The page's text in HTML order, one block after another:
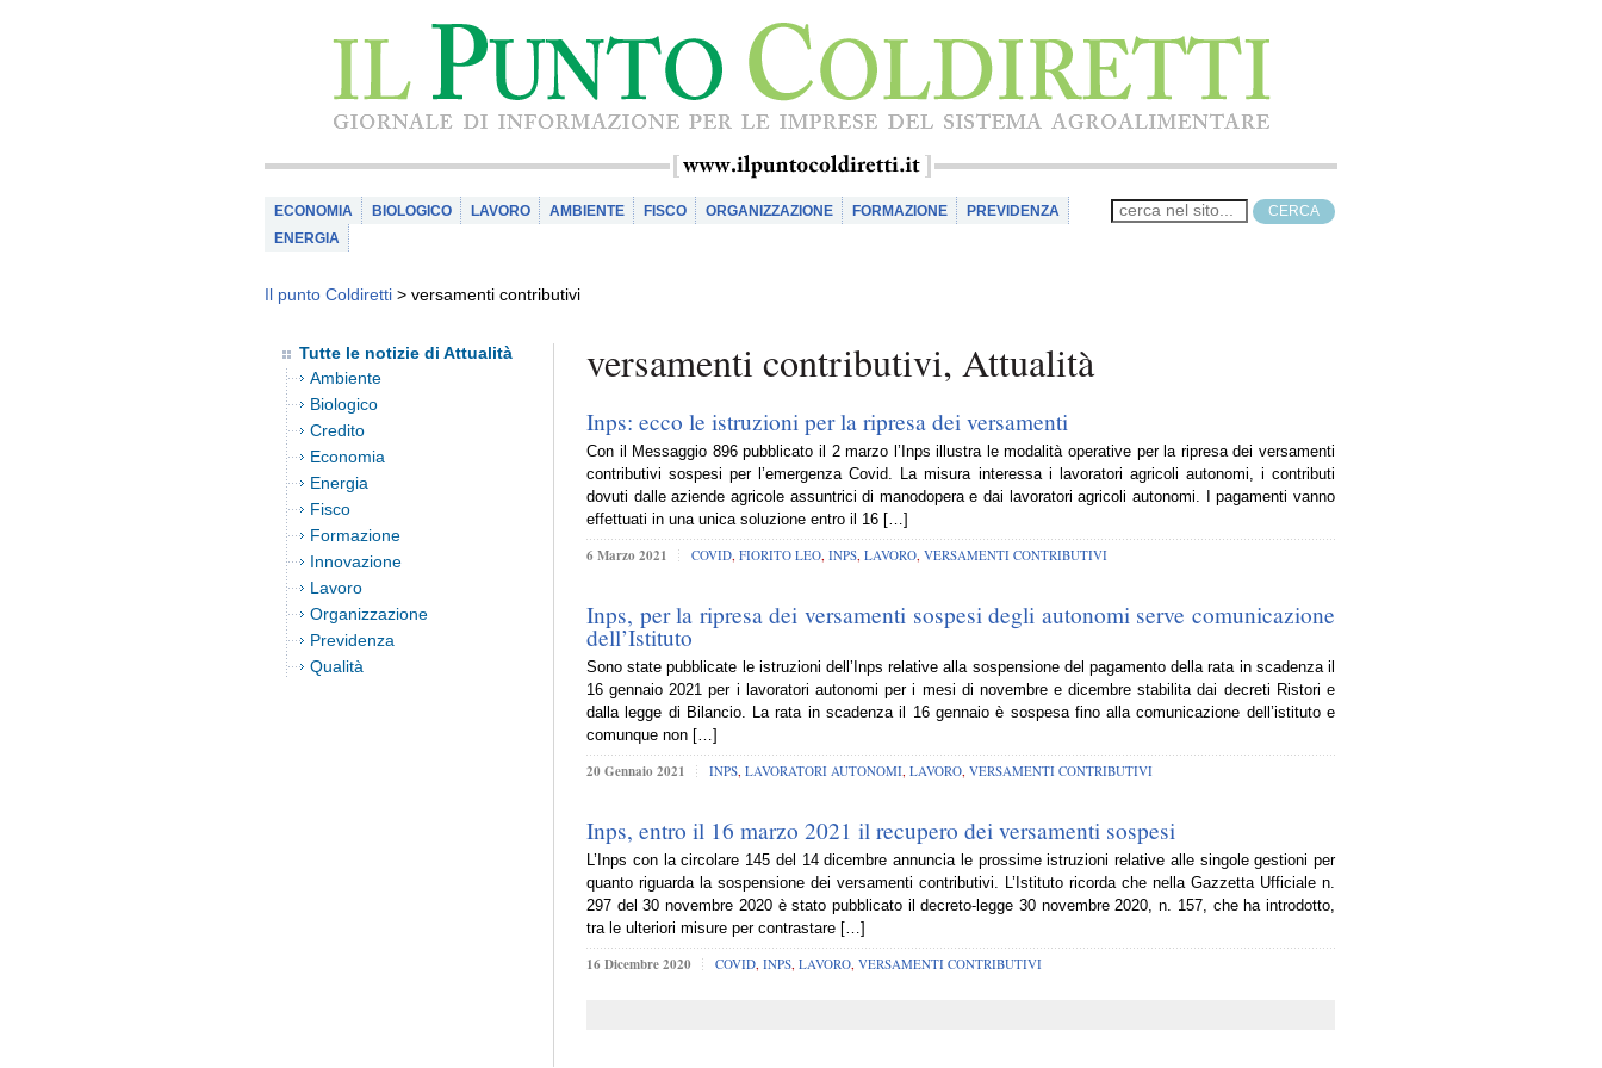
ECONOMIA BIOLOGICO LAVORO AMBIENTE FISCO ORGANIZZAZIONE FORMAZIONE
PREVIDENZA
ENERGIA
Il punto Coldiretti > versamenti contributivi
Tutte le notizie di Attualità
Ambiente
Biologico
Credito
Economia
Energia
Fisco
Formazione
Innovazione
Lavoro
Organizzazione
Previdenza
Qualità
versamenti contributivi, Attualità
Inps: ecco le istruzioni per la ripresa dei versamenti
Con il Messaggio 896 pubblicato il 2 marzo l’Inps illustra le modalità operative per la ripresa dei versamenti
contributivi sospesi per l’emergenza Covid. La misura interessa i lavoratori agricoli autonomi, i contributi
dovuti dalle aziende agricole assuntrici di manodopera e dai lavoratori agricoli autonomi. I pagamenti vanno
effettuati in una unica soluzione entro il 16 […]
6 Marzo 2021 COVID FIORITO LEO INPS LAVORO VERSAMENTI CONTRIBUTIVI
Inps, per la ripresa dei versamenti sospesi degli autonomi serve comunicazione
dell’Istituto
Sono state pubblicate le istruzioni dell’Inps relative alla sospensione del pagamento della rata in scadenza il
16 gennaio 2021 per i lavoratori autonomi per i mesi di novembre e dicembre stabilita dai decreti Ristori e
dalla legge di Bilancio. La rata in scadenza il 16 gennaio è sospesa fino alla comunicazione dell’istituto e
comunque non […]
20 Gennaio 2021 INPS LAVORATORI AUTONOMI LAVORO VERSAMENTI CONTRIBUTIVI
Inps, entro il 16 marzo 2021 il recupero dei versamenti sospesi
L’Inps con la circolare 145 del 14 dicembre annuncia le prossime istruzioni relative alle singole gestioni per
quanto riguarda la sospensione dei versamenti contributivi. L’Istituto ricorda che nella Gazzetta Ufficiale n.
297 del 30 novembre 2020 è stato pubblicato il decreto-legge 30 novembre 2020, n. 157, che ha introdotto,
tra le ulteriori misure per contrastare […]
16 Dicembre 2020 COVID INPS LAVORO VERSAMENTI CONTRIBUTIVI